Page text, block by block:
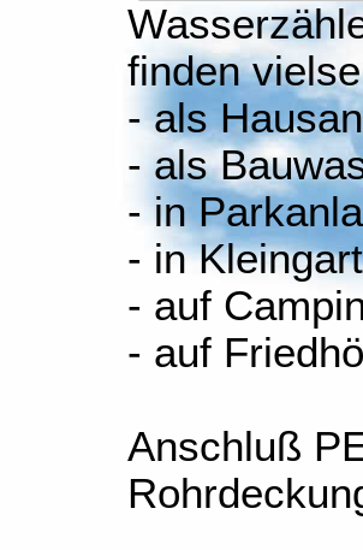
finden
- als
- als
- in
- in
- auf
- auf
Anschluß